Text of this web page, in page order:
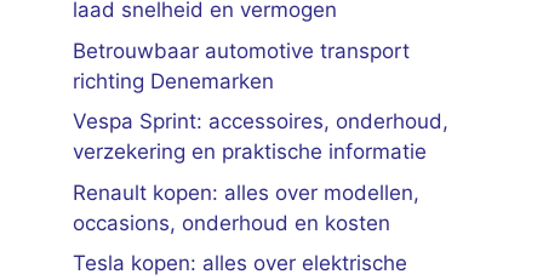
laad snelheid en vermogen
Betrouwbaar automotive transport
richting Denemarken
Vespa Sprint: accessoires, onderhoud,
verzekering en praktische informatie
Renault kopen: alles over modellen,
occasions, onderhoud en kosten
Tesla kopen: alles over elektrische